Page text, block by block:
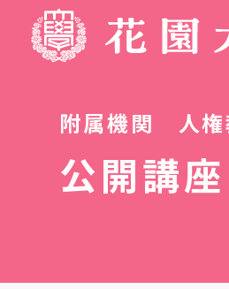
附属機関 人権
公開講座